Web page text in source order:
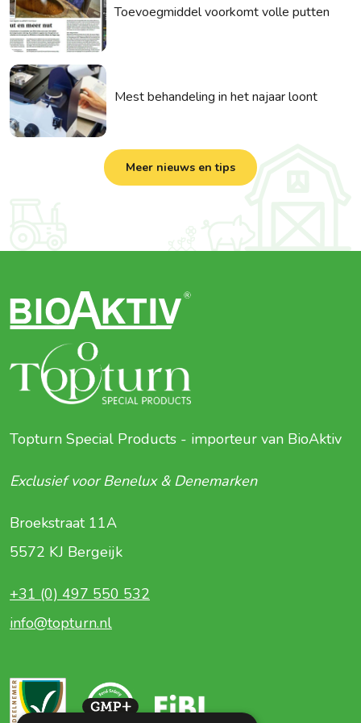
Toevoegmiddel voorkomt volle putten
Mest behandeling in het najaar loont
Meer nieuws en tips
Topturn Special Products - importeur van BioAktiv
Exclusief voor Benelux & Denemarken
Broekstraat 11A
5572 KJ Bergeijk
+31 (0) 497 550 532
info@topturn.nl